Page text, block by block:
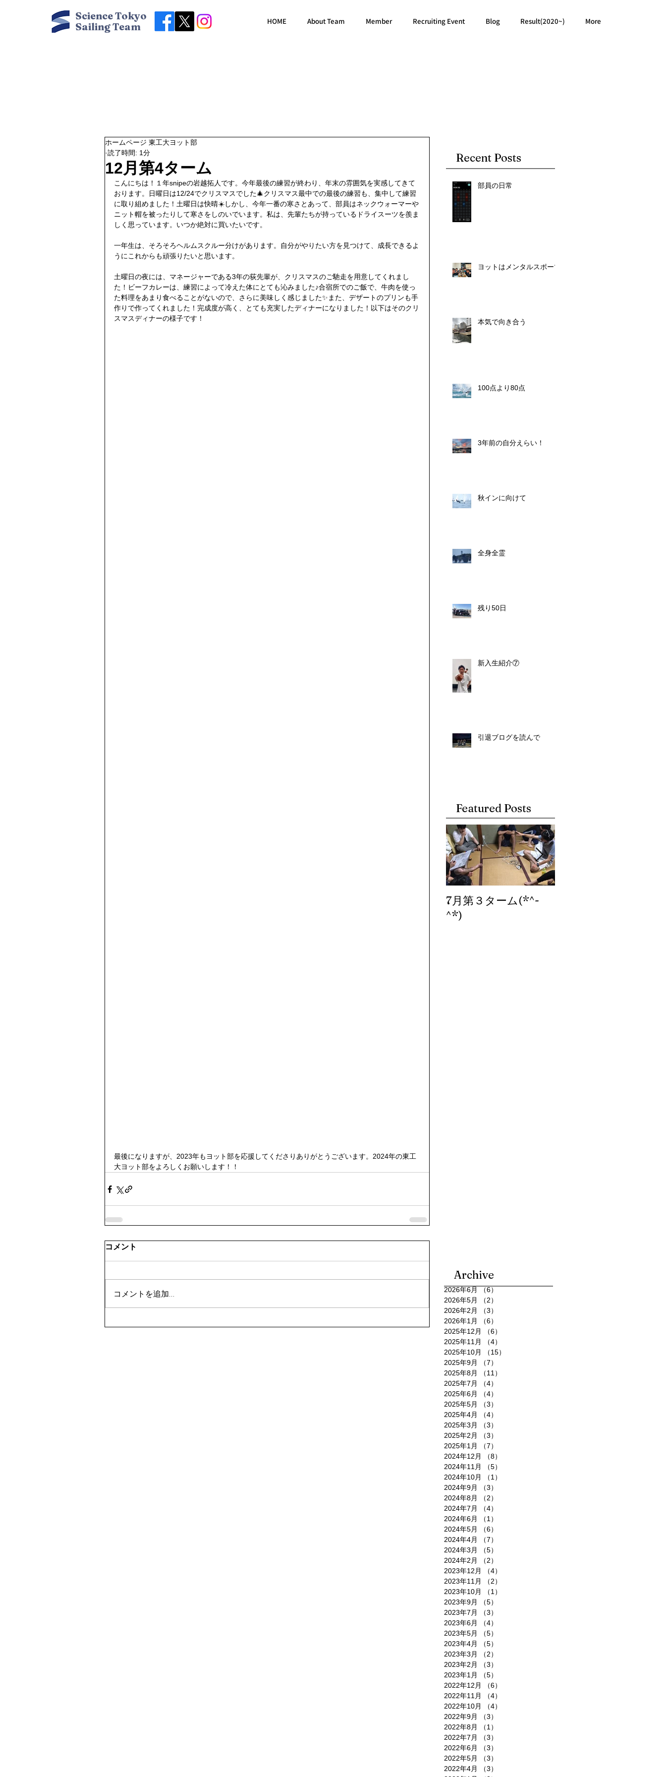
Science Tokyo
Sailing Team
HOME About Team Member Recruiting Event Blog Result(2020~) More
12月第4ターム
ホームページ 東工大ヨット部
読了時間: 1分
こんにちは！１年snipeの岩越拓人です。今年最後の練習が終わり、年末の雰囲気を実感してきて
おります。日曜日は12/24でクリスマスでした🎄クリスマス最中での最後の練習も、集中して練習
に取り組めました！土曜日は快晴☀️しかし、今年一番の寒さとあって、部員はネックウォーマーや
ニット帽を被ったりして寒さをしのいでいます。私は、先輩たちが持っているドライスーツを羨ま
しく思っています。いつか絶対に買いたいです。
一年生は、そろそろヘルムスクルー分けがあります。自分がやりたい方を見つけて、成長できるよ
うにこれからも頑張りたいと思います。
土曜日の夜には、マネージャーである3年の荻先輩が、クリスマスのご馳走を用意してくれまし
た！ビーフカレーは、練習によって冷えた体にとても沁みました♪合宿所でのご飯で、牛肉を使っ
た料理をあまり食べることがないので、さらに美味しく感じました✨また、デザートのプリンも手
作りで作ってくれました！完成度が高く、とても充実したディナーになりました！以下はそのクリ
スマスディナーの様子です！
最後になりますが、2023年もヨット部を応援してくださりありがとうございます。2024年の東工
大ヨット部をよろしくお願いします！！
コメント
コメントを追加…
Recent Posts
部員の日常
ヨットはメンタルスポーツ
本気で向き合う
100点より80点
3年前の自分えらい！
秋インに向けて
全身全霊
残り50日
新入生紹介⑦
引退ブログを読んで
Featured Posts
7月第３ターム(*^-
^*)
2026年6月 （6）
2026年5月
（2）
2026年2月
（3）
2026年1月
（6）
2025年12月
（6）
2025年11月
（4）
2025年10月
（15）
2025年9月
（7）
2025年8月
（11）
2025年7月
（4）
2025年6月
（4）
2025年5月
（3）
2025年4月
（4）
2025年3月
（3）
2025年2月
（3）
2025年1月
（7）
2024年12月
（8）
2024年11月
（5）
2024年10月
（1）
2024年9月
（3）
2024年8月
（2）
2024年7月
（4）
2024年6月
（1）
2024年5月
（6）
2024年4月
（7）
2024年3月
（5）
2024年2月
（2）
2023年12月
（4）
2023年11月
（2）
2023年10月
（1）
2023年9月
（5）
2023年7月
（3）
2023年6月
（4）
2023年5月
（5）
2023年4月
（5）
2023年3月
（2）
2023年2月
（3）
2023年1月
（5）
2022年12月
（6）
2022年11月
（4）
2022年10月
（4）
2022年9月
（3）
2022年8月
（1）
2022年7月
（3）
2022年6月
（3）
2022年5月
（3）
2022年4月
（3）
Archive